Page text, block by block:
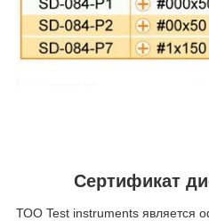
Сертификат
ТОО Test instruments является